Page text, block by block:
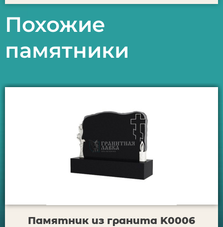
Похожие
памятники
Памятник из гранита K0006